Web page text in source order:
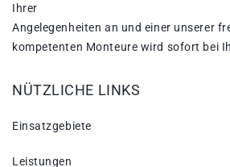
Ihrer
Angelegenheiten an und einer unserer
kompetenten Monteure wird sofort bei
NÜTZLICHE LINKS
Einsatzgebiete
Leistungen